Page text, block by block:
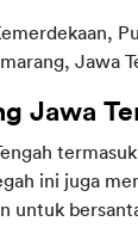
Jawa
Jawa
ini juga
untuk